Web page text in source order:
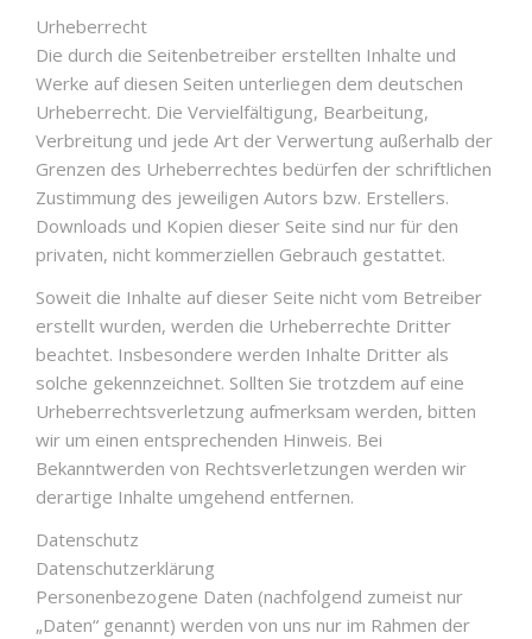
Urheberrecht
Die durch die Seitenbetreiber erstellten Inhalte und
Werke auf diesen Seiten unterliegen dem deutschen
Urheberrecht. Die Vervielfältigung, Bearbeitung,
Verbreitung und jede Art der Verwertung außerhalb der
Grenzen des Urheberrechtes bedürfen der schriftlichen
Zustimmung des jeweiligen Autors bzw. Erstellers.
Downloads und Kopien dieser Seite sind nur für den
privaten, nicht kommerziellen Gebrauch gestattet.
Soweit die Inhalte auf dieser Seite nicht vom Betreiber
erstellt wurden, werden die Urheberrechte Dritter
beachtet. Insbesondere werden Inhalte Dritter als
solche gekennzeichnet. Sollten Sie trotzdem auf eine
Urheberrechtsverletzung aufmerksam werden, bitten
wir um einen entsprechenden Hinweis. Bei
Bekanntwerden von Rechtsverletzungen werden wir
derartige Inhalte umgehend entfernen.
Datenschutz
Datenschutzerklärung
Personenbezogene Daten (nachfolgend zumeist nur
„Daten“ genannt) werden von uns nur im Rahmen der